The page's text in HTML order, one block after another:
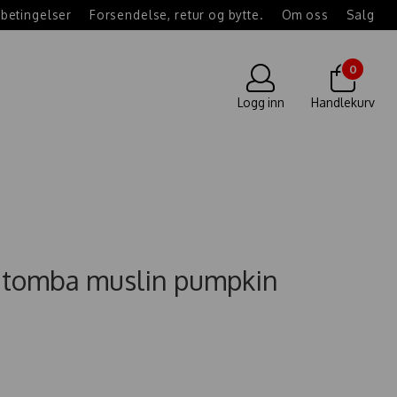
Forsendelse, retur og bytte. Om oss Salg
Logg inn
0
Handlekurv
muslin pumpkin